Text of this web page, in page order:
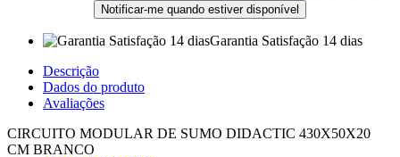
Notificar-me quando estiver disponível
Garantia Satisfação 14 dias
Descrição
Dados do produto
Avaliações
CIRCUITO MODULAR DE SUMO DIDACTIC 430X50X20
CM BRANCO